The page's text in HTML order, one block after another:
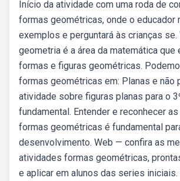
Início da atividade com uma roda de
formas geométricas, onde o educador
exemplos e perguntará às crianças se.
geometria é a área da matemática que
formas e figuras geométricas.
formas geométricas em: Planas e não
atividade sobre figuras planas para o
fundamental. Entender e reconhecer
formas geométricas é fundamental
desenvolvimento. Web — confira as
atividades formas geométricas,
e aplicar em alunos das series